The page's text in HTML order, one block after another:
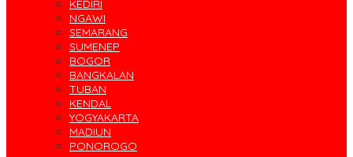
KEDIRI
NGAWI
SEMARANG
SUMENEP
BOGOR
BANGKALAN
TUBAN
KENDAL
YOGYAKARTA
MADIUN
PONOROGO